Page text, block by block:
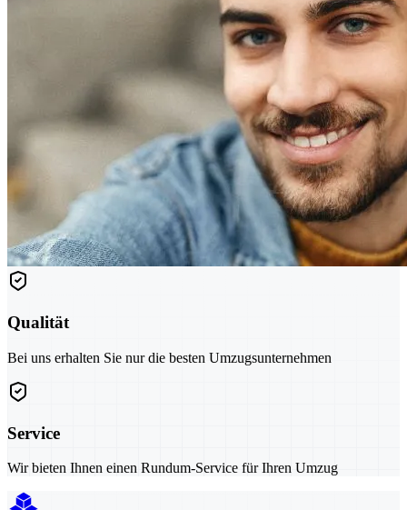
Qualität
Bei uns erhalten Sie nur die besten Umzugsunternehmen
Service
Wir bieten Ihnen einen Rundum-Service für Ihren Umzug